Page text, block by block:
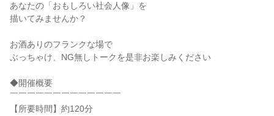
あなたの「おもしろい社会人像」を
描いてみませんか？
お酒ありのフランクな場で
ぶっちゃけ、NG無しトークを是非お楽しみください
◆開催概要
￣￣￣￣￣￣￣￣￣￣￣￣￣
【所要時間】約120分